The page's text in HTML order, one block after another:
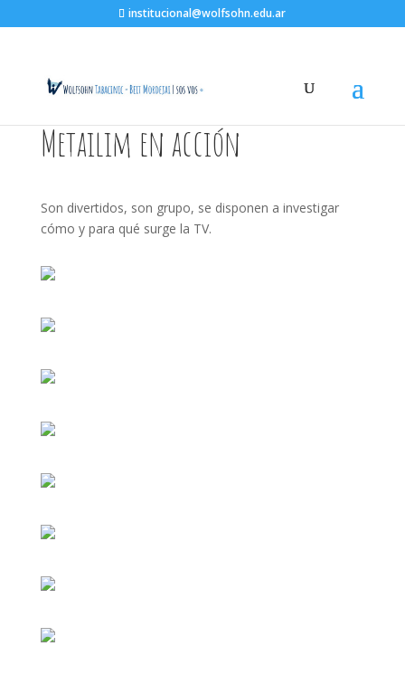
institucional@wolfsohn.edu.ar
Metailim en acción
Son divertidos, son grupo, se disponen a investigar
cómo y para qué surge la TV.